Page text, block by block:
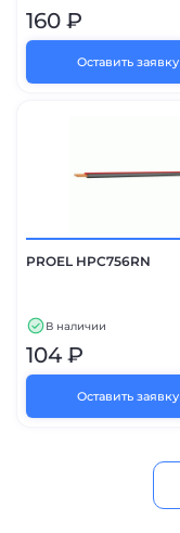
160 ₽
Оставить заявку
PROEL HPC756RN
В наличии
104 ₽
Оставить заявку